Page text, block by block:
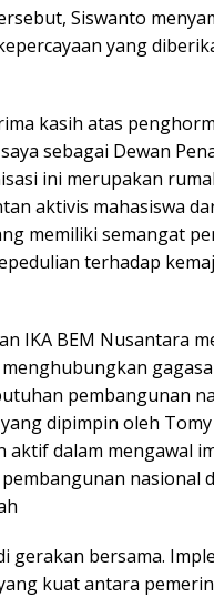
Siswanto
yang
kasih atas
sebagai Dewan
ini merupakan
aktivis mahasiswa
memiliki semangat
terhadap
IKA BEM Nusantara
pembangunan
dipimpin oleh Tomy
aktif dalam mengawal
nasional
gerakan bersama.
kuat antara